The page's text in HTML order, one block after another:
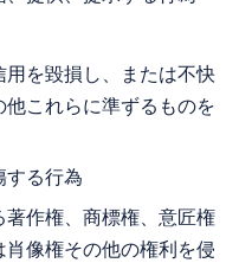
を毀損し、または不快
これらに準ずるものを
する行為
作権、商標権、意匠権
像権その他の権利を侵